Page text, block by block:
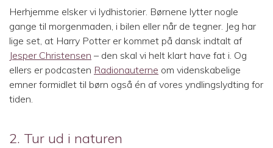
Herhjemme elsker vi lydhistorier. Børnene lytter nogle
gange til morgenmaden, i bilen eller når de tegner. Jeg har
lige set, at Harry Potter er kommet på dansk indtalt af
Jesper Christensen – den skal vi helt klart have fat i. Og
ellers er podcasten Radionauterne om videnskabelige
emner formidlet til børn også én af vores yndlingslydting for
tiden.
2. Tur ud i naturen